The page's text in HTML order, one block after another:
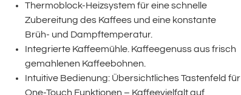
Thermoblock-Heizsystem für eine schnelle
Zubereitung des Kaffees und eine konstante
Brüh- und Dampftemperatur.
Integrierte Kaffeemühle. Kaffeegenuss aus frisch
gemahlenen Kaffeebohnen.
Intuitive Bedienung: Übersichtliches Tastenfeld für
One-Touch Funktionen – Kaffeevielfalt auf